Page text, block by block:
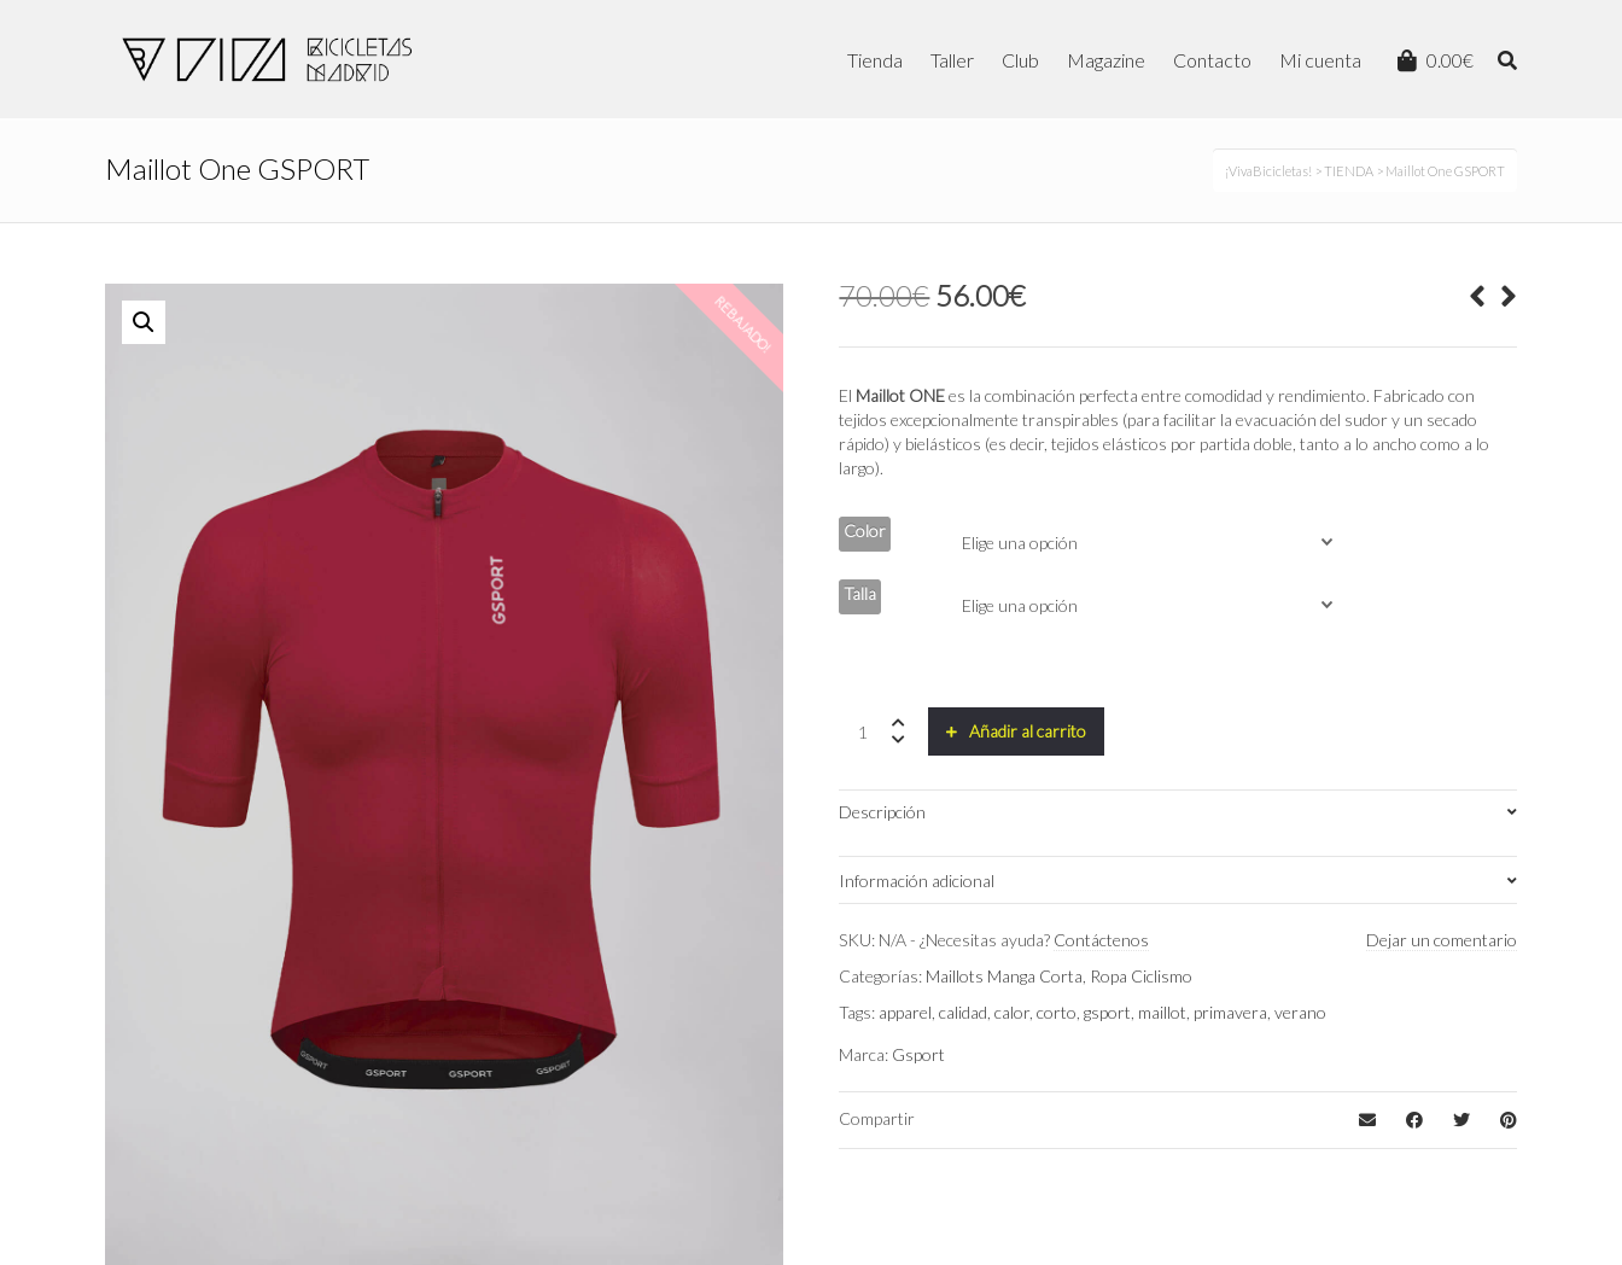
0.00€
Tienda Taller Club Magazine Contacto Mi cuenta
Maillot One GSPORT ¡VivaBicicletas! >TIENDA > Maillot One GSPORT
REBAJADO! 70.00€ El
precio
original
70.00€.
56.00€El
actual
56.00€.
El Maillot ONEes la combinación perfecta entre comodidad y rendimiento. Fabricado con
tejidos excepcionalmente transpirables (para facilitar la evacuación del sudor y un secado
rápido) y bielásticos (es decir, tejidos elásticos por partida doble, tanto a lo ancho como a lo
largo).
Color
Talla
One
quantity
Añadir al carrito
Descripción
Información adicional
Color Atlas,Blue , Borvo,Ermen
SKU: N/A-¿Necesitas ayuda? Contáctenos
Dejar un comentario
Categorías: Maillots Manga Corta Ropa Ciclismo
Tags: apparel ,calidad ,calor,corto ,gsport maillot primavera ,verano
Marca: Gsport
Compartir